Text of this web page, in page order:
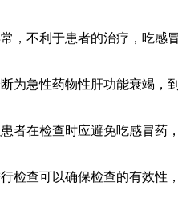
不利于患者的治疗，吃感
急性药物性肝功能衰竭，
在检查时应避免吃感冒药
查可以确保检查的有效性